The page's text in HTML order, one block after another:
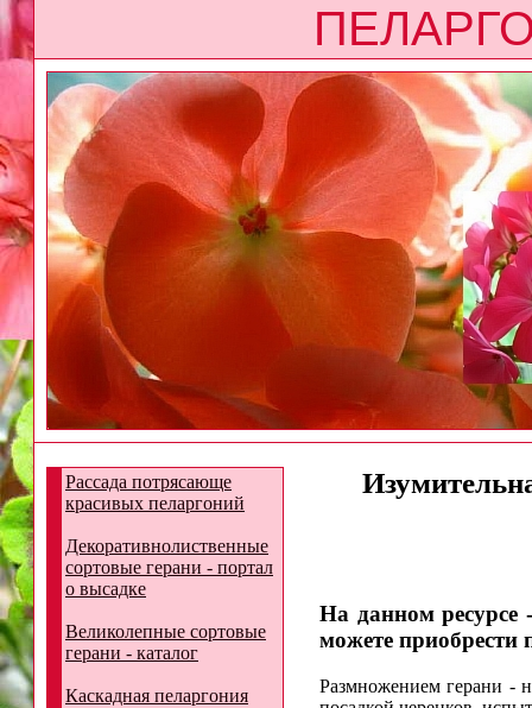
Рассада потрясающе
красивых пеларгоний
Декоративнолиственные
сортовые герани - портал
о высадке
Великолепные сортовые
герани - каталог
Каскадная пеларгония
На данном
можете приобрести
Размножением герани -